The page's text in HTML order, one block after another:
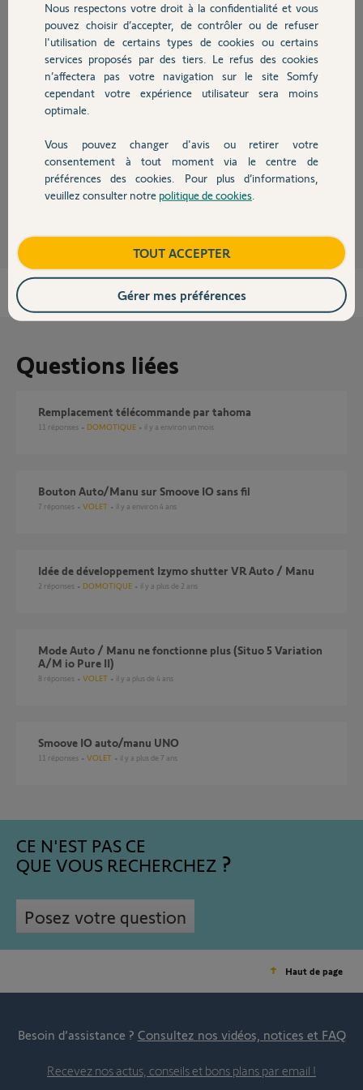
Chauffage
Autres produits
Devis avec un pro
Contact
Réponses
Bonjour,
fonctionner avec TaHoma, il doit être sur auto.
belle journée.
André N. il y a plus de 4 ans
Questions liées
Remplacement télécommande par tahoma
11 réponses DOMOTIQUE il y a environ un mois
Bouton Auto/Manu sur Smoove IO sans fil
7 réponses VOLET il y a environ 4 ans
Idée de développement Izymo shutter VR Auto / Manu
2 réponses DOMOTIQUE il y a plus de 2 ans
Mode Auto / Manu ne fonctionne plus (Situo 5 Variation
A/M io Pure II)
8 réponses VOLET il y a plus de 4 ans
Smoove IO auto/manu UNO
11 réponses VOLET il y a plus de 7 ans
CE N'EST PAS CE
QUE VOUS RECHERCHEZ
Posez votre question
Haut de page
Besoin d’assistance ? Consultez nos vidéos, notices et FAQ
Recevez nos actus, conseils et bons plans par email !
Nous respectons votre droit à la confidentialité et vous
pouvez choisir d’accepter, de contrôler ou de refuser
l'utilisation de certains types de cookies ou certains
services proposés par des tiers. Le refus des cookies
n’affectera pas votre navigation sur le site Somfy
cependant votre expérience utilisateur sera moins
optimale.
Vous pouvez changer d'avis ou retirer votre
consentement à tout moment via le centre de
préférences des cookies. Pour plus d’informations,
veuillez consulter notre politique de cookies
TOUT ACCEPTER
Gérer mes préférences